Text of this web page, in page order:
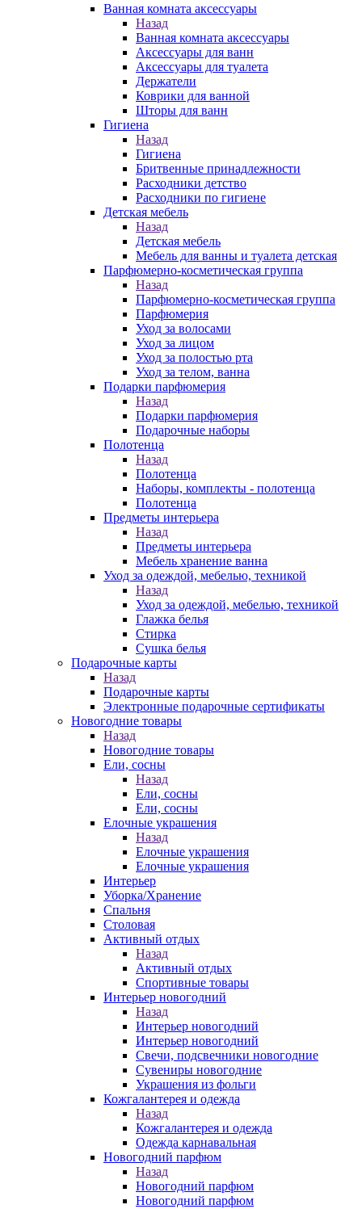
Ванная комната аксессуары
Назад
Ванная комната аксессуары
Аксессуары для ванн
Аксессуары для туалета
Держатели
Коврики для ванной
Шторы для ванн
Гигиена
Назад
Гигиена
Бритвенные принадлежности
Расходники детство
Расходники по гигиене
Детская мебель
Назад
Детская мебель
Мебель для ванны и туалета детская
Парфюмерно-косметическая группа
Назад
Парфюмерно-косметическая группа
Парфюмерия
Уход за волосами
Уход за лицом
Уход за полостью рта
Уход за телом, ванна
Подарки парфюмерия
Назад
Подарки парфюмерия
Подарочные наборы
Полотенца
Назад
Полотенца
Наборы, комплекты - полотенца
Полотенца
Предметы интерьера
Назад
Предметы интерьера
Мебель хранение ванна
Уход за одеждой, мебелью, техникой
Назад
Уход за одеждой, мебелью, техникой
Глажка белья
Стирка
Сушка белья
Подарочные карты
Назад
Подарочные карты
Электронные подарочные сертификаты
Новогодние товары
Назад
Новогодние товары
Ели, сосны
Назад
Ели, сосны
Ели, сосны
Елочные украшения
Назад
Елочные украшения
Елочные украшения
Интерьер
Уборка/Хранение
Спальня
Столовая
Активный отдых
Назад
Активный отдых
Спортивные товары
Интерьер новогодний
Назад
Интерьер новогодний
Интерьер новогодний
Свечи, подсвечники новогодние
Сувениры новогодние
Украшения из фольги
Кожгалантерея и одежда
Назад
Кожгалантерея и одежда
Одежда карнавальная
Новогодний парфюм
Назад
Новогодний парфюм
Новогодний парфюм